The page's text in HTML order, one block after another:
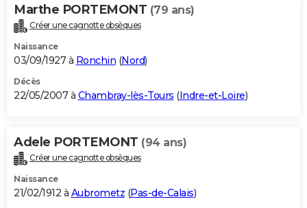
Marthe PORTEMONT (79 ans)
Créer une cagnotte obsèques
Naissance
03/09/1927 à Ronchin (Nord)
Décès
22/05/2007 à Chambray-lès-Tours (Indre-et-Loire)
Adele PORTEMONT (94 ans)
Créer une cagnotte obsèques
Naissance
21/02/1912 à Aubrometz (Pas-de-Calais)